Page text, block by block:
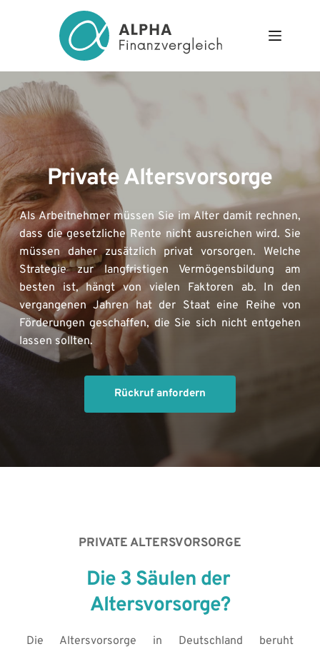
Private Altersvorsorge
Als Arbeitnehmer müssen Sie im Alter damit rechnen,
dass die gesetzliche Rente nicht ausreichen wird. Sie
müssen daher zusätzlich privat vorsorgen. Welche
Strategie zur langfristigen Vermögensbildung am
besten ist, hängt von vielen Faktoren ab. In den
vergangenen Jahren hat der Staat eine Reihe von
Förderungen geschaffen, die Sie sich nicht entgehen
lassen sollten.
Rückruf anfordern
PRIVATE ALTERSVORSORGE
Die 3 Säulen der
Altersvorsorge?
Die Altersvorsorge in Deutschland beruht